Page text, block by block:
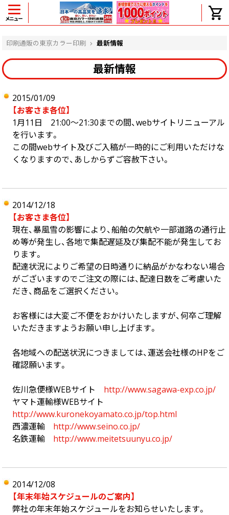
メニュー
印刷通販の東京カラー印刷 最新情報
最新情報
2015/01/09
【お客さま各位】
1月11日 21:00～21:30までの間、webサイトリニューアル
を行います。
この間webサイト及びご入稿が一時的にご利用いただけな
くなりますので、あしからずご容赦下さい。
2014/12/18
【お客さま各位】
現在、暴風雪の影響により、船舶の欠航や一部道路の通行止
め等が発生し、各地で集配遅延及び集配不能が発生してお
ります。
配達状況によりご希望の日時通りに納品がかなわない場合
がございますのでご注文の際には、配達日数をご考慮いた
だき、商品をご選択ください。
お客様には大変ご不便をおかけいたしますが、何卒ご理解
いただきますようお願い申し上げます。
各地域への配送状況につきましては、運送会社様のHPをご
確認願います。
佐川急便様WEBサイト http://www.sagawa-exp.co.jp/
ヤマト運輸様WEBサイト
http://www.kuronekoyamato.co.jp/top.html
西濃運輸 http://www.seino.co.jp/
名鉄運輸 http://www.meitetsuunyu.co.jp/
2014/12/08
【年末年始スケジュールのご案内】
弊社の年末年始スケジュールをお知らせいたします。
ヘルプ
入金・決済後、入金情報画面に反映されま
せん。
価格表にない部数の注文は可能ですか？
出荷からお届けまでの日数を教えてくださ
完成時間の目安を電話で確認できますか？
初回特典の1000ポイントを使用するに
は？
見本と印刷データの比較はしてくれます
か？
画面表示操作
ユーザー登録ログイン
注文
データ
お支払い
梱包・包装
発送・配送
変更・キャンセル
商品別のよくある質問
季節商品
封筒／クリアファイル